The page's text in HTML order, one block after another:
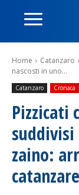
Home Catanzaro
nascosti in uno...
Catanzaro Cronaca
Pizzicati
zaino: